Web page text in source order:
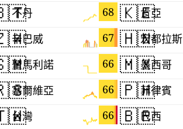
68
不丹
67
辛巴威
66
聖馬利諾
66
塞爾維亞
66
台灣
🇰🇪
肯亞
🇭🇳宏都拉斯
🇲🇽墨西哥
🇵🇭菲律賓
🇧🇷
巴西